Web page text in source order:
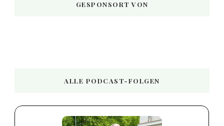
GESPONSORT VON
ALLE PODCAST-FOLGEN